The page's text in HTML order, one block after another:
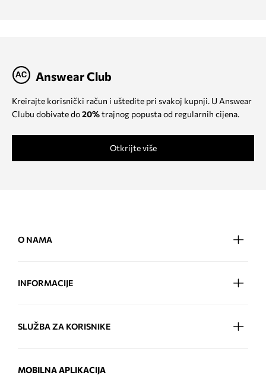
Answear Club
Kreirajte korisnički račun i uštedite pri svakoj kupnji. U Answear
Clubu dobivate do20%trajnog popusta od regularnih cijena.
Otkrijte više
O NAMA
INFORMACIJE
SLUŽBA ZA KORISNIKE
MOBILNA APLIKACIJA